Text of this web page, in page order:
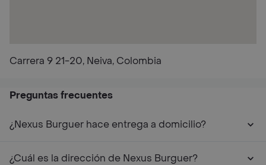
Carrera 9 21-20, Neiva, Colombia
Preguntas frecuentes
¿Nexus Burguer hace entrega a domicilio?
¿Cuál es la dirección de Nexus Burguer?